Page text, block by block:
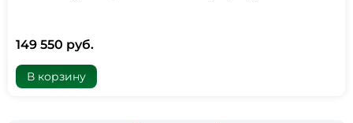
149 550 руб.
В корзину